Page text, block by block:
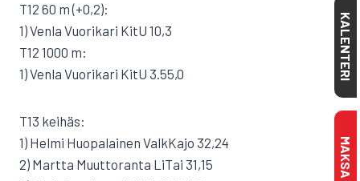
T12 60 m (+0,2):
1) Venla Vuorikari KitU 10,3
T12 1000 m:
1) Venla Vuorikari KitU 3.55,0
T13 keihäs:
1) Helmi Huopalainen ValkKajo 32,24
2) Martta Muuttoranta LiTai 31,15
KALENTERI